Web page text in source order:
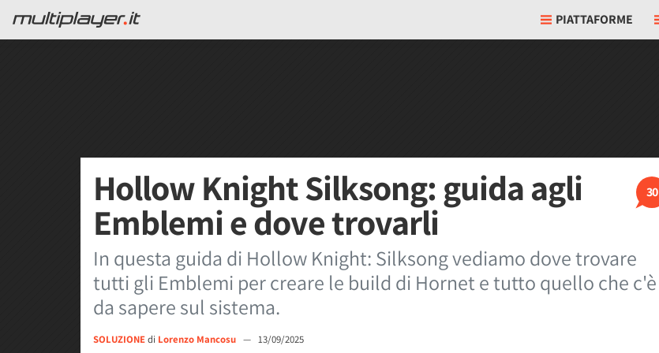
PIATTAFORME
30
Hollow Knight Silksong: guida agli
Emblemi e dove trovarli
In questa guida di Hollow Knight: Silksong vediamo dove trovare
tutti gli Emblemi per creare le build di Hornet e tutto quello che c'è
da sapere sul sistema.
SOLUZIONEdi Lorenzo Mancosu — 13/09/2025